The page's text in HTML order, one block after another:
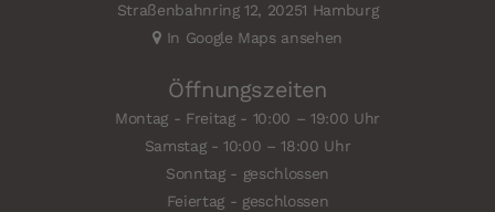
Straßenbahnring 12, 20251 Hamburg
In Google Maps ansehen
Öffnungszeiten
Montag - Freitag - 10:00 – 19:00 Uhr
Samstag - 10:00 – 18:00 Uhr
Sonntag - geschlossen
Feiertag - geschlossen